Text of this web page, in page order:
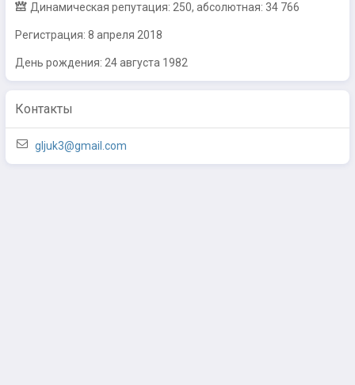
Динамическая репутация: 250, абсолютная: 34 766
Регистрация: 8 апреля 2018
День рождения: 24 августа 1982
Контакты
gljuk3@gmail.com